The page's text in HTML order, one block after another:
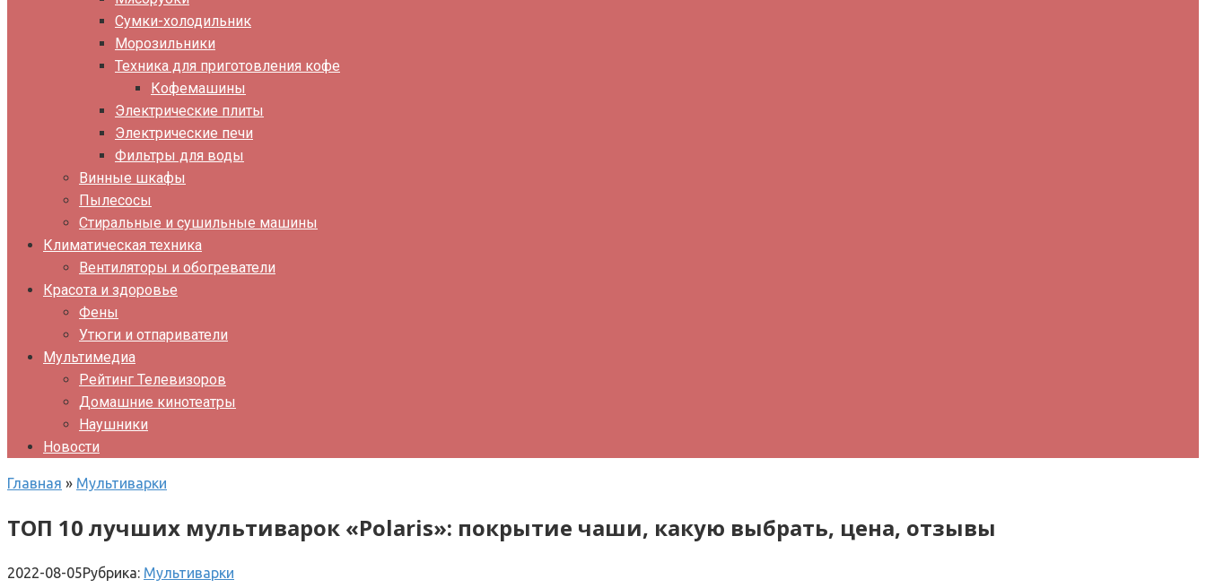
Сумки-холодильник
Морозильники
Техника для приготовления кофе
Кофемашины
Электрические плиты
Электрические печи
Фильтры для воды
Винные шкафы
Пылесосы
Стиральные и сушильные машины
Климатическая техника
Вентиляторы и обогреватели
Красота и здоровье
Фены
Утюги и отпариватели
Мультимедиа
Рейтинг Телевизоров
Домашние кинотеатры
Наушники
Новости
Главная » Мультиварки
ТОП 10 лучших мультиварок «Polaris»: покрытие чаши, какую выбрать, цена, отзывы
2022-08-05Рубрика: Мультиварки